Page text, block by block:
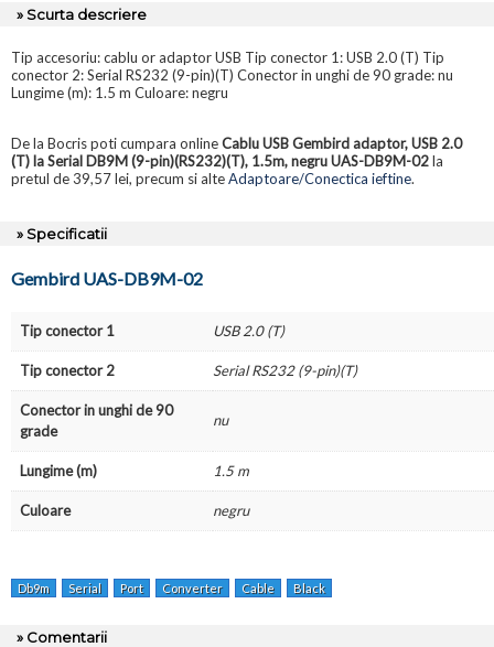
» Scurta descriere
Tip accesoriu: cablu or adaptor USB Tip conector 1: USB 2.0 (T) Tip
conector 2: Serial RS232 (9-pin)(T) Conector in unghi de 90 grade: nu
Lungime (m): 1.5 m Culoare: negru
De la Bocris poti cumpara onlineCablu USB Gembird adaptor, USB 2.0
(T) la Serial DB9M (9-pin)(RS232)(T), 1.5m, negru UAS-DB9M-02la
pretul de 39,57 lei, precum si alteAdaptoare/Conectica ieftine.
» Specificatii
Gembird UAS-DB9M-02
Tip conector 1 USB 2.0 (T)
Tip conector 2 Serial RS232 (9-pin)(T)
Conector in unghi de 90
grade
nu
Lungime (m) 1.5 m
Culoare negru
Db9m Serial Port Converter Cable Black
» Comentarii